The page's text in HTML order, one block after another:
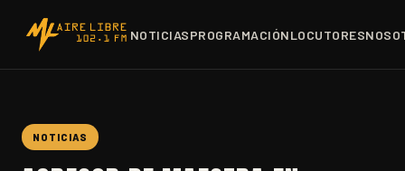
NOTICIASPROGRAMACIÓNLOCUTORES
NOTICIAS